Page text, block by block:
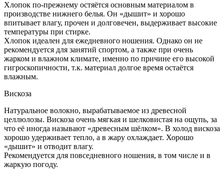
Хлопок по-прежнему остяётся основным материалом в
производстве нижнего белья. Он «дышит» и хорошо
впитывает влагу, прочен и долговечен, выдерживает высокие
температуры при стирке.
Хлопок идеален для ежедневного ношения. Однако он не
рекомендуется для занятий спортом, а также при очень
жарком и влажном климате, именно по причине его высокой
гигроскопичности, т.к. материал долгое время остаётся
влажным.
Вискоза
Натуральное волокно, вырабатываемое из древесной
целлюлозы. Вискоза очень мягкая и шелковистая на ощупь, за
что её иногда называют «древесным шёлком». В холод вискоза
хорошо удерживает тепло, а в жару охлаждает. Хорошо
«дышит» и отводит влагу.
Рекомендуется для повседневного ношения, в том числе и в
жаркую погоду.